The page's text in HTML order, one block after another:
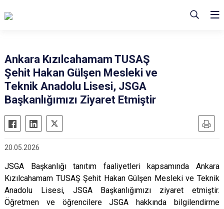
Ankara Kızılcahamam TUSAŞ
Şehit Hakan Gülşen Mesleki ve
Teknik Anadolu Lisesi, JSGA
Başkanlığımızı Ziyaret Etmiştir
20.05.2026
JSGA Başkanlığı tanıtım faaliyetleri kapsamında Ankara
Kızılcahamam TUSAŞ Şehit Hakan Gülşen Mesleki ve Teknik
Anadolu Lisesi, JSGA Başkanlığımızı ziyaret etmiştir.
Öğretmen ve öğrencilere JSGA hakkında bilgilendirme